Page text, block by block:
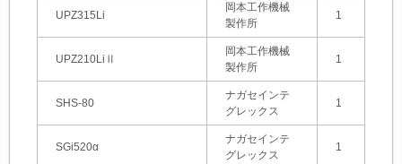
UPZ315Li
岡本工作機械
製作所
1
UPZ210LiⅡ
岡本工作機械
製作所
1
SHS-80
ナガセインテ
グレックス
1
SGi520α
ナガセインテ
グレックス
1